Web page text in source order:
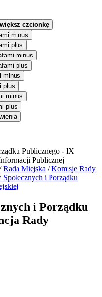
czcionkę
minus
plus
minus
plus
minus
plus
minus
plus
/Rada Miejska /Komisje Rady
i Porządku
i Porządku
Rady